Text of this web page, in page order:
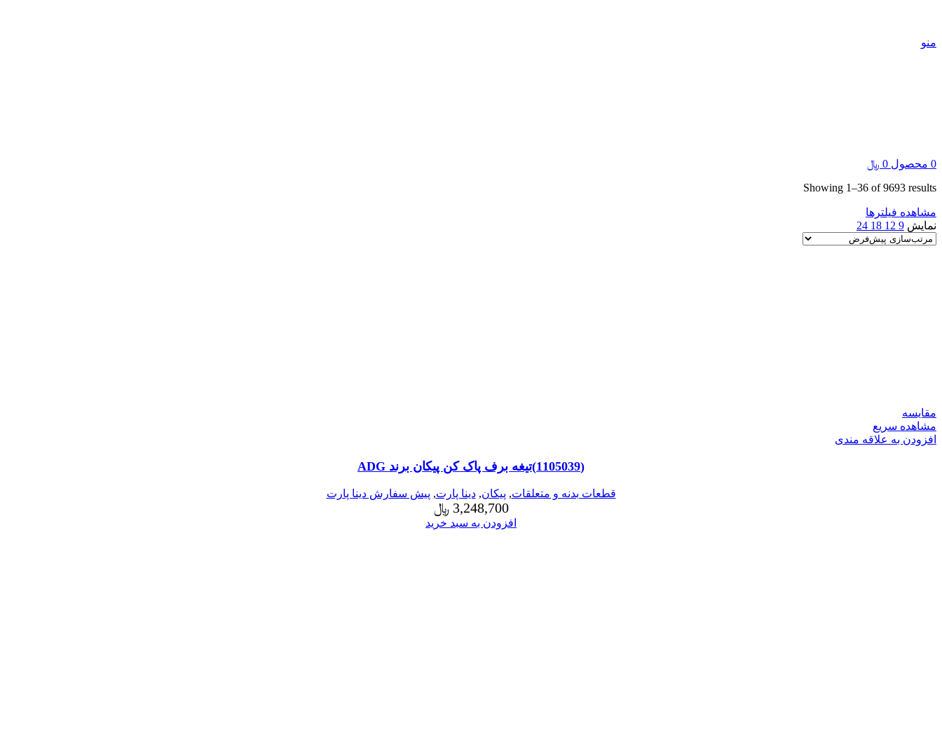
منو
0 محصول 0 ﷼
Showing 1–36 of 9693 results
مشاهده فیلترها
نمایش 9
12
18
24
مقایسه
مشاهده سریع
افزودن به علاقه مندی
(1105039)تیغه برف پاک کن پیکان برند ADG
قطعات بدنه و متعلقات, پیکان,دینا پارت, پیش سفارش دینا پارت
3,248,700 ﷼
افزودن به سبد خرید